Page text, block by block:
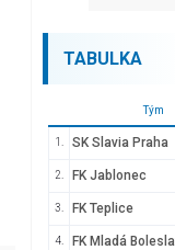
TABULKA
Tým
1. SK Slavia Praha
2. FK Jablonec
3. FK Teplice
4. FK Mladá